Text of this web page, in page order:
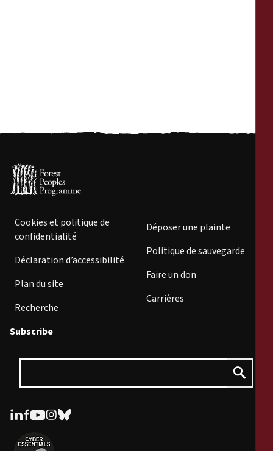
Cookies et politique de
confidentialité
Déclaration d’accessibilité
Plan du site
Recherche
Déposer une plainte
Politique de sauvegarde
Faire un don
Carrières
Subscribe